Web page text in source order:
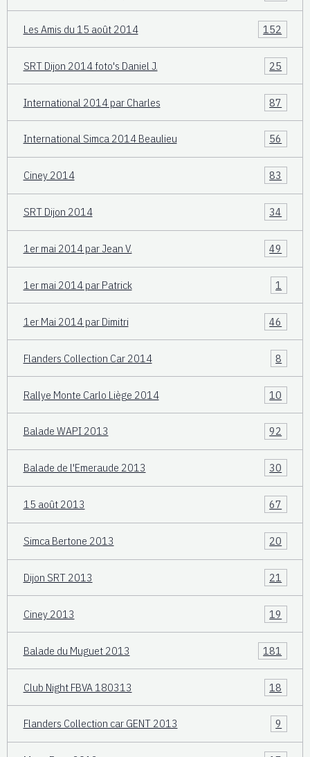
Les Amis du 15 août 2014 152
SRT Dijon 2014 foto's Daniel J. 25
International 2014 par Charles 87
International Simca 2014 Beaulieu 56
Ciney 2014 83
SRT Dijon 2014 34
1er mai 2014 par Jean V. 49
1er mai 2014 par Patrick 1
1er Mai 2014 par Dimitri 46
Flanders Collection Car 2014 8
Rallye Monte Carlo Liège 2014 10
Balade WAPI 2013 92
Balade de l'Emeraude 2013 30
15 août 2013 67
Simca Bertone 2013 20
Dijon SRT 2013 21
Ciney 2013 19
Balade du Muguet 2013 181
Club Night FBVA 180313 18
Flanders Collection car GENT 2013 9